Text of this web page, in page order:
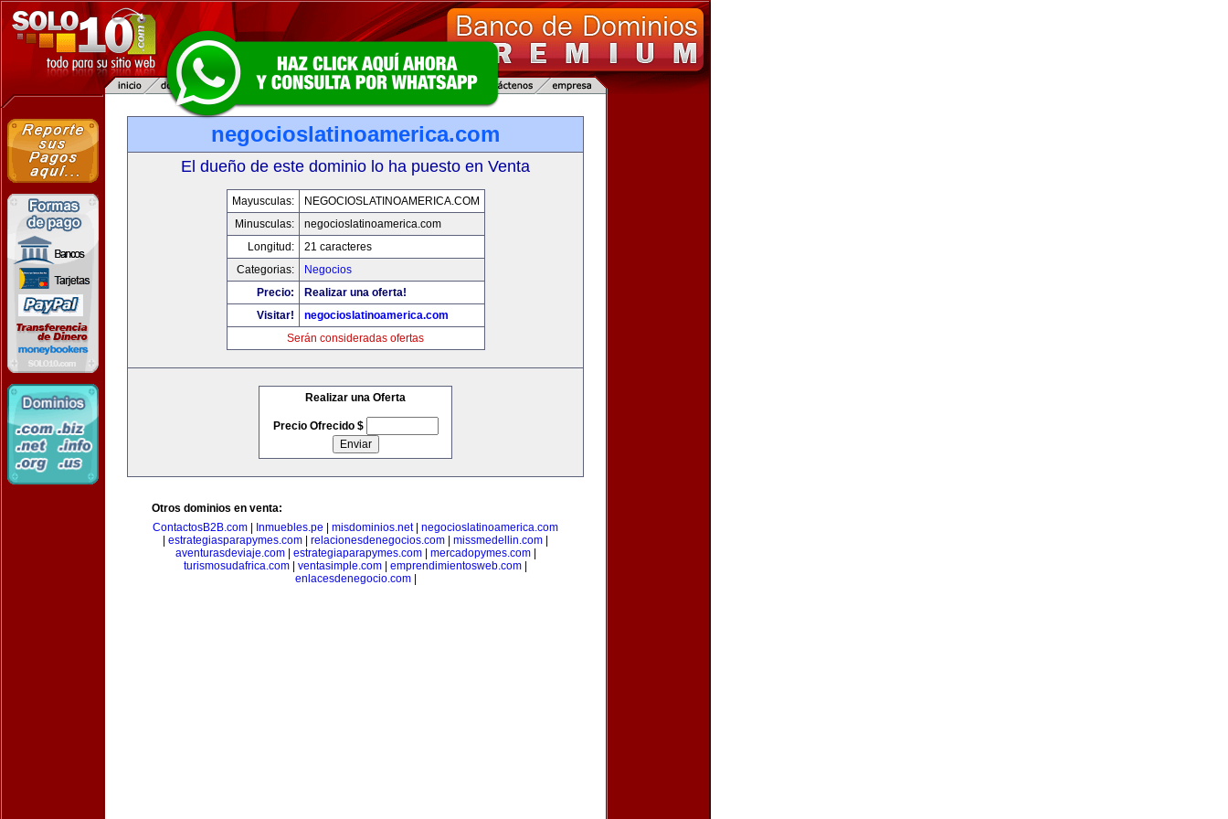
negocioslatinoamerica.com
El dueño de este dominio lo ha puesto en Venta
Mayusculas:
NEGOCIOSLATINOAMERICA.COM
Minusculas:
negocioslatinoamerica.com
Longitud:
21 caracteres
Categorias:
Negocios
Precio:
Realizar una oferta!
Visitar!
negocioslatinoamerica.com
Serán consideradas ofertas
Realizar una Oferta
Precio Ofrecido $
Otros dominios en venta:
ContactosB2B.com
Inmuebles.pe misdominios.net| negocioslatinoamerica.com
estrategiasparapymes.com relacionesdenegocios.com missmedellin.com
aventurasdeviaje.com| estrategiaparapymes.com| mercadopymes.com|
turismosudafrica.com
ventasimple.com emprendimientosweb.com
enlacesdenegocio.com|